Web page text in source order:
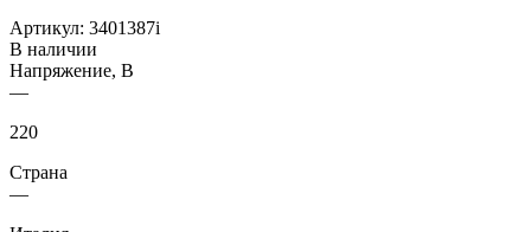
Артикул: 3401387i
В наличии
Напряжение, В
—
220
Страна
—